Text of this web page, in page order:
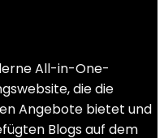
All-in-One-
die die
Angebote bietet und
Blogs auf dem